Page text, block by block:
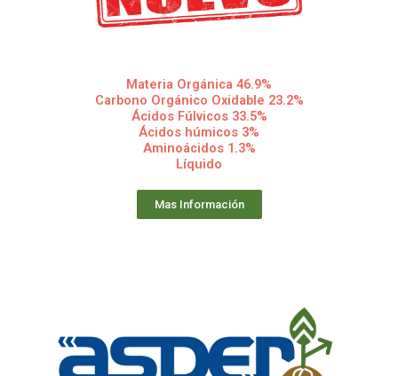
Materia Orgánica 46.9%
Carbono Orgánico Oxidable 23.2%
Ácidos Fúlvicos 33.5%
Ácidos húmicos 3%
Aminoácidos 1.3%
Líquido
Mas Información